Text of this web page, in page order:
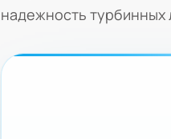
надежность турбинных